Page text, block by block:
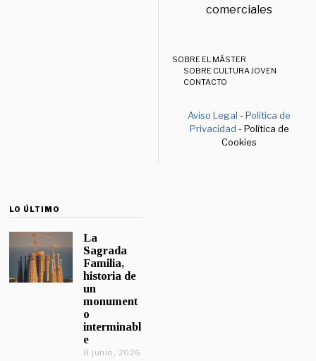
comerciales
SOBRE EL MÁSTER
SOBRE CULTURA JOVEN
CONTACTO
Aviso Legal -Política de
Privacidad - Política de
Cookies
LO ÚLTIMO
La
Sagrada
Familia,
historia de
un
monument
o
interminabl
e
8 junio, 2026